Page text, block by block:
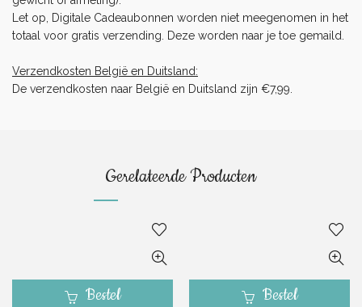
Let op, Digitale Cadeaubonnen worden niet meegenomen in het
totaal voor gratis verzending. Deze worden naar je toe gemaild.
Verzendkosten België en Duitsland:
De verzendkosten naar België en Duitsland zijn €7,99.
Gerelateerde Producten
Bestel Bestel